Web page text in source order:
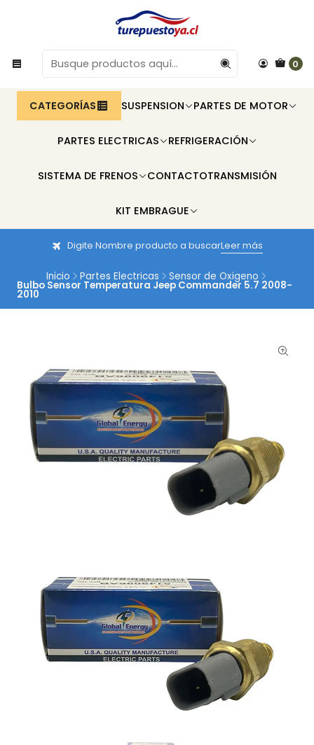
0
CATEGORÍAS SUSPENSION PARTES DE MOTOR
PARTES ELECTRICAS REFRIGERACIÓN
SISTEMA DE FRENOS CONTACTOTRANSMISIÓN
KIT EMBRAGUE
Digite Nombre producto a buscarLeer más
Inicio Partes Electricas Sensor de Oxigeno
Bulbo Sensor Temperatura Jeep Commander 5.7 2008-
2010